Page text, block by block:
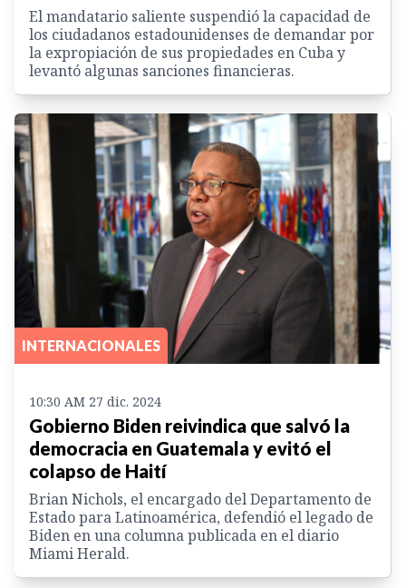
El mandatario saliente suspendió la capacidad de
los ciudadanos estadounidenses de demandar por
la expropiación de sus propiedades en Cuba y
levantó algunas sanciones financieras.
INTERNACIONALES
10:30 AM 27 dic. 2024
Gobierno Biden reivindica que salvó la
democracia en Guatemala y evitó el
colapso de Haití
Brian Nichols, el encargado del Departamento de
Estado para Latinoamérica, defendió el legado de
Biden en una columna publicada en el diario
Miami Herald.